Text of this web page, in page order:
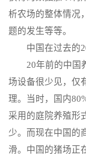
析农场的整体情况
题的发生等等。
中国在过去的20
20年前的中国养
场设备很少见，仅
理。当时，国内
采用的庭院养殖形
少。而现在中国的
滑。中国的猪场正